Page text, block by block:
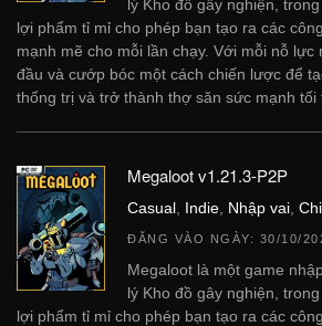
lý Kho đồ gây nghiện,
lợi phẩm tỉ mỉ cho phép bạn tạo ra các
mạnh mẽ cho mỗi lần chạy. Với mỗi nỗ
đầu và cướp bóc một cách chiến lược để
thống trị và trở thành thợ săn sức mạnh tối
Megaloot v1.21.3-P2P
Casual Indie Nhập vai
ĐĂNG VÀO NGÀY: 30/10/
Megaloot là một game
lý Kho đồ gây nghiện,
lợi phẩm tỉ mỉ cho phép bạn tạo ra các